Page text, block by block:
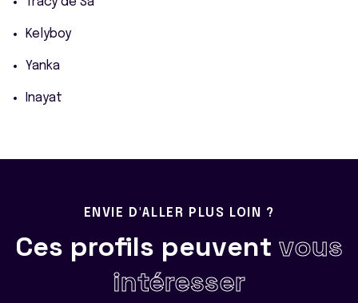
Kelyboy
Yanka
Inayat
ENVIE D'ALLER PLUS LOIN ?
Ces profils peuvent vous
intéresser